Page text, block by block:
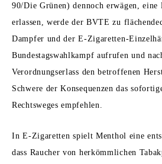
90/Die Grünen) dennoch erwägen, eine
erlassen, werde der BVTE zu
Dampfer und der E-Zigaretten-
Bundestagswahlkampf aufrufen und
Verordnungserlass den betroffenen
Schwere der Konsequenzen das
Rechtsweges empfehlen.
In E-Zigaretten spielt Menthol eine
dass Raucher von herkömmlichen